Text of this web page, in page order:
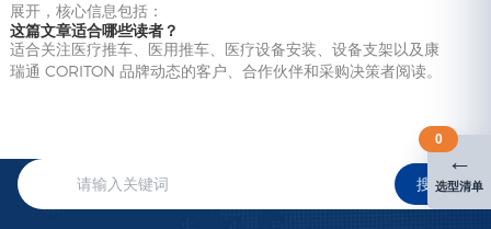
展开，核心信息包括：
这篇文章适合哪些读者？
适合关注医疗推车、医用推车、医疗设备安装、设备支架以及康
瑞通 CORITON 品牌动态的客户、合作伙伴和采购决策者阅读。
搜索
←
选型清单
0